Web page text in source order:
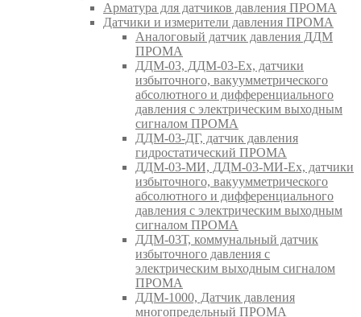
Арматура для датчиков давления ПРОМА
Датчики и измерители давления ПРОМА
Аналоговый датчик давления ДДМ
ПРОМА
ДДМ-03, ДДМ-03-Ех, датчики
избыточного, вакуумметрического
абсолютного и дифференциального
давления с электрическим выходным
сигналом ПРОМА
ДДМ-03-ДГ, датчик давления
гидростатический ПРОМА
ДДМ-03-МИ, ДДМ-03-МИ-Ех, датчики
избыточного, вакуумметрического
абсолютного и дифференциального
давления с электрическим выходным
сигналом ПРОМА
ДДМ-03Т, коммунальный датчик
избыточного давления с
электрическим выходным сигналом
ПРОМА
ДДМ-1000, Датчик давления
многопредельный ПРОМА